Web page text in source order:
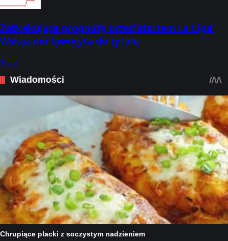
Zaskakujące prognozy przed startem La Liga.
Wskazano faworyta do tytułu
9 sie